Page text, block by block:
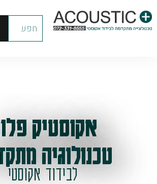
אקוסטיק
טכנולוגיה
לבידוד אקוסטי